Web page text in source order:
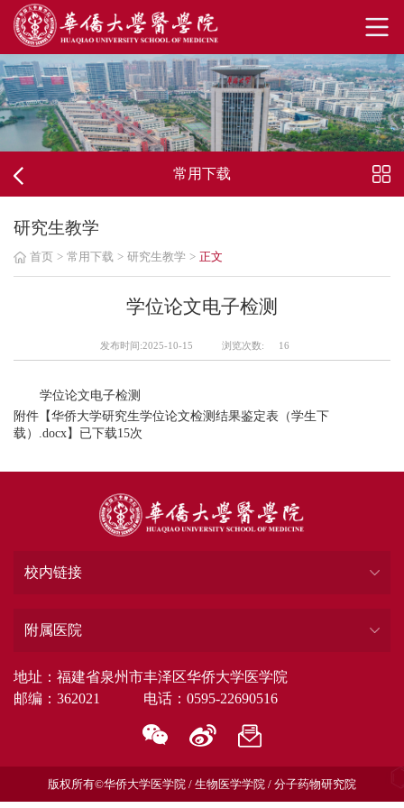
常用下载
研究生教学
首页 > 常用下载 > 研究生教学 > 正文
学位论文电子检测
发布时间:2025-10-15 浏览次数: 16
学位论文电子检测
附件【华侨大学研究生学位论文检测结果鉴定表（学生下
载）.docx】已下载15次
校内链接
附属医院
地址：福建省泉州市丰泽区华侨大学医学院
邮编：362021 电话：0595-22690516
版权所有©华侨大学医学院 / 生物医学学院 / 分子药物研究院